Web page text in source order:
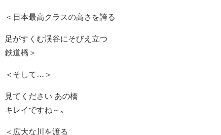
＜日本最高クラスの高さを誇る
足がすくむ渓谷にそびえ立つ
鉄道橋＞
＜そして…＞
見てください あの橋
キレイですね～｡
＜広大な川を渡る